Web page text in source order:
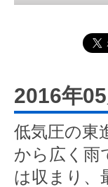
2016年
低気圧の東
から広く雨
は収まり、